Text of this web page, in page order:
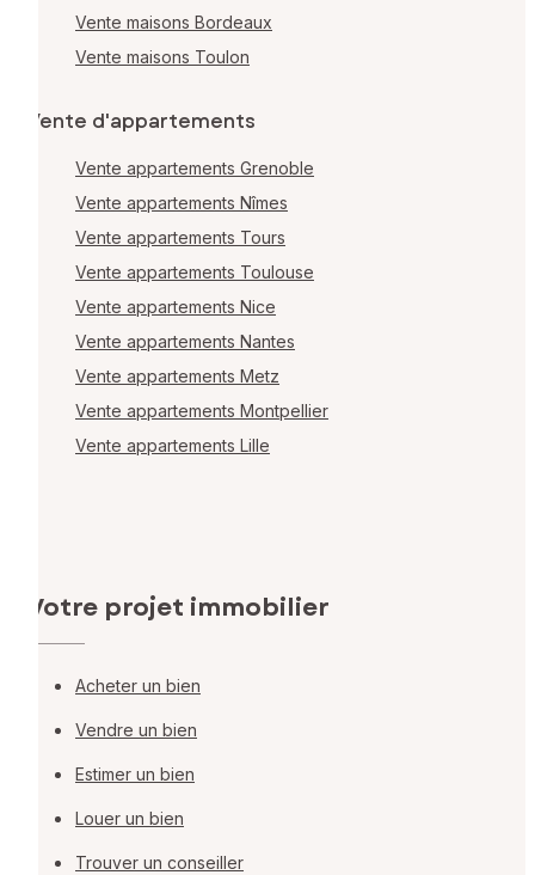
Vente maisons Bordeaux
Vente maisons Toulon
Vente d'appartements
Vente appartements Grenoble
Vente appartements Nîmes
Vente appartements Tours
Vente appartements Toulouse
Vente appartements Nice
Vente appartements Nantes
Vente appartements Metz
Vente appartements Montpellier
Vente appartements Lille
Votre projet immobilier
Acheter un bien
Vendre un bien
Estimer un bien
Louer un bien
Trouver un conseiller